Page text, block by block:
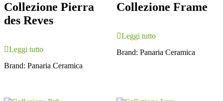
Collezione Pierra
des Reves
Leggi tutto
Brand: Panaria Ceramica
Collezione Frame
Leggi tutto
Brand: Panaria Ceramica